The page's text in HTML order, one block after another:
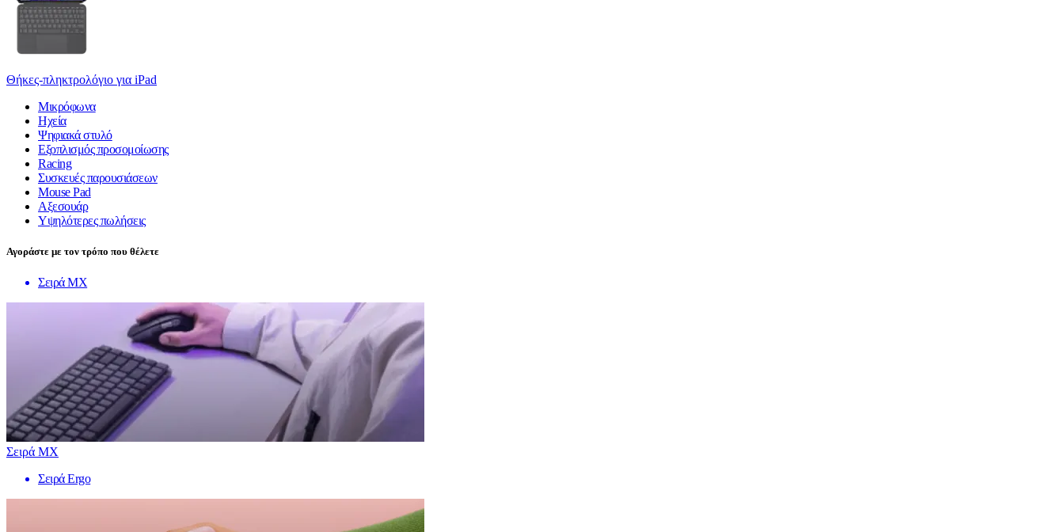
Θήκες-πληκτρολόγιο για iPad
Μικρόφωνα
Ηχεία
Ψηφιακά στυλό
Εξοπλισμός προσομοίωσης
Racing
Συσκευές παρουσιάσεων
Mouse Pad
Αξεσουάρ
Υψηλότερες πωλήσεις
Αγοράστε με τον τρόπο που θέλετε
Σειρά MX
Σειρά MX
Σειρά Ergo